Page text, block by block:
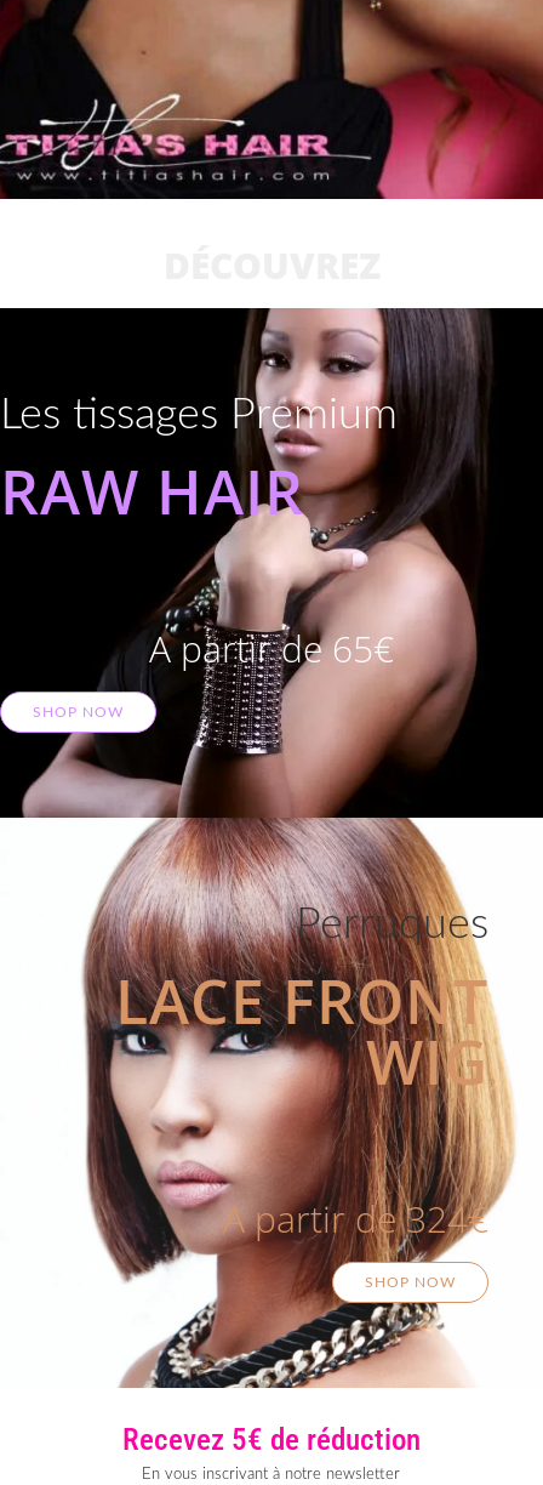
Les tissages Premium
RAW HAIR
A partir de 65€
SHOP NOW
Perruques
LACE FRONT
WIG
A partir de 324€
SHOP NOW
Recevez 5€ de réduction
En vous inscrivant à notre newsletter